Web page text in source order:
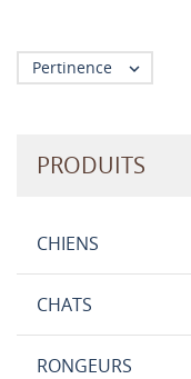
PRODUITS
CHIENS
CHATS
RONGEURS
Pertinence 